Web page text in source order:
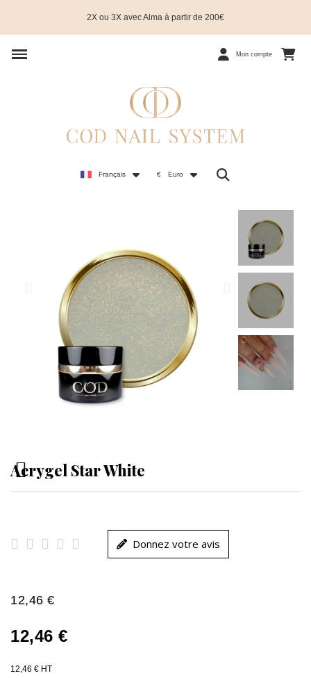
2X ou 3X avec Alma à partir de 200€
Mon compte
Français € Euro
Acrygel Star White
     Donnez votre avis
12,46 €
12,46 €
12,46 € HT